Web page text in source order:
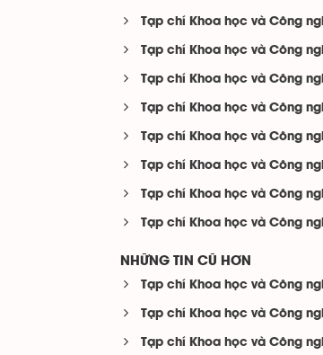
Tạp chí Khoa học và Công
Tạp chí Khoa học và Công
Tạp chí Khoa học và Công
Tạp chí Khoa học và Công
Tạp chí Khoa học và Công
Tạp chí Khoa học và Công
Tạp chí Khoa học và Công
Tạp chí Khoa học và Công
NHỮNG TIN CŨ HƠN
Tạp chí Khoa học và Công
Tạp chí Khoa học và Công
Tạp chí Khoa học và Công